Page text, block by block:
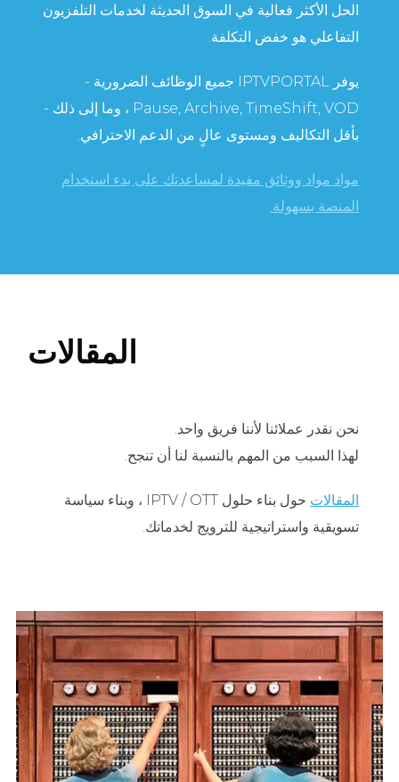
الحل الأكثر فعالية في السوق الحديثة لخدمات التلفزيون
التفاعلي هو خفض التكلفة.
يوفر IPTVPORTAL جميع الوظائف الضرورية -
Pause, Archive, TimeShift, VOD ، وما إلى ذلك -
بأقل التكاليف ومستوى عالٍ من الدعم الاحترافي.
مواد مواد ووثائق مفيدة لمساعدتك على بدء استخدام
المنصة بسهولة.
المقالات
نحن نقدر عملائنا لأننا فريق واحد.
لهذا السبب من المهم بالنسبة لنا أن تنجح.
المقالات
حول بناء حلول IPTV / OTT ، وبناء سياسة
تسويقية واستراتيجية للترويج لخدماتك.